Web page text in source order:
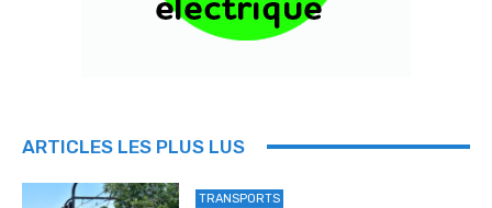
ARTICLES LES PLUS LUS
TRANSPORTS